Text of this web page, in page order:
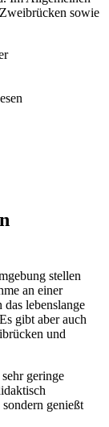
sowie
stellen
an einer
lebenslange
gibt aber auch
und
geringe
genießt